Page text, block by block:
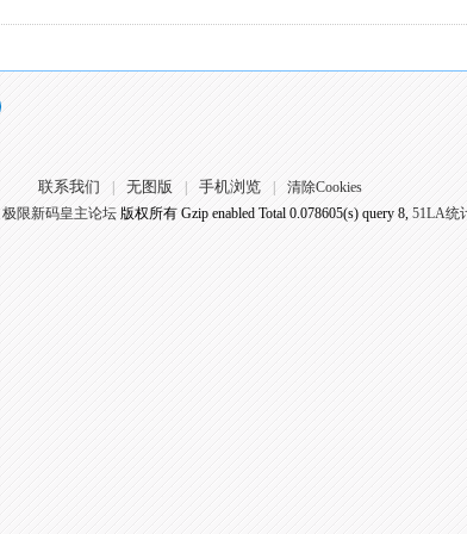
联系我们 无图版 手机浏览
清除Cookies
极限新码皇主论坛版权所有 Gzip enabled Total 0.078605(s) query 8, 51LA统